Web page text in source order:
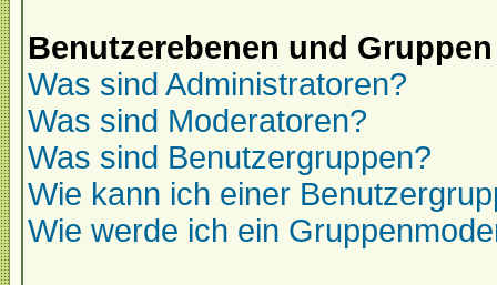
Benutzerebenen und Gruppen
Was sind Administratoren?
Was sind Moderatoren?
Was sind Benutzergruppen?
Wie kann ich einer
Wie werde ich ein